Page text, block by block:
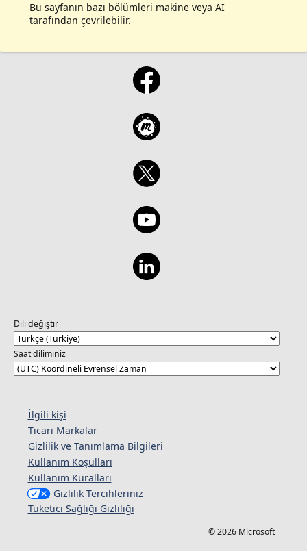
Bu sayfanın bazı bölümleri makine veya AI
tarafından çevrilebilir.
Dili değiştir
Saat diliminiz
İlgili kişi
Ticari Markalar
Gizlilik ve Tanımlama Bilgileri
Kullanım Koşulları
Kullanım Kuralları
Gizlilik Tercihleriniz
Tüketici Sağlığı Gizliliği
© 2026 Microsoft